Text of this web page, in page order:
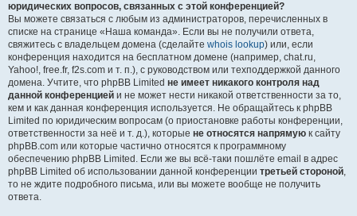
юридических вопросов, связанных с этой конференцией?
Вы можете связаться с любым из администраторов, перечисленных в
списке на странице «Наша команда». Если вы не получили ответа,
свяжитесь с владельцем домена (сделайте whois lookup) или, если
конференция находится на бесплатном домене (например, chat.ru,
Yahoo!, free.fr, f2s.com и т. п.), с руководством или техподдержкой данного
домена. Учтите, что phpBB Limited не имеет никакого контроля над
данной конференцией и не может нести никакой ответственности за то,
кем и как данная конференция используется. Не обращайтесь к phpBB
Limited по юридическим вопросам (о приостановке работы конференции,
ответственности за неё и т. д.), которые не относятся напрямую к сайту
phpBB.com или которые частично относятся к программному
обеспечению phpBB Limited. Если же вы всё-таки пошлёте email в адрес
phpBB Limited об использовании данной конференции третьей стороной,
то не ждите подробного письма, или вы можете вообще не получить
ответа.